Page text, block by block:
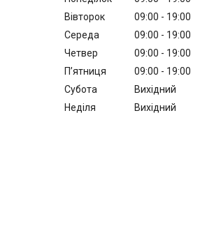
Вівторок
09:00
19:00
Середа
09:00
19:00
Четвер
09:00
19:00
Пʼятниця
09:00
19:00
Субота
Вихідний
Неділя
Вихідний